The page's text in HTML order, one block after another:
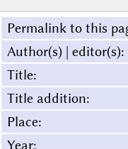
Permalink to this
Author(s) | editor(s):
Title:
Title addition:
Place:
Year: